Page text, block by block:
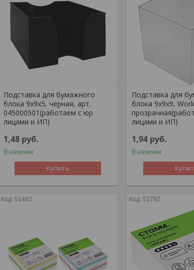
Подставка для бумажного
блока 9х9х5, черная, арт.
045000501(работаем с юр
лицами и ИП)
1,48 руб.
В наличии
Купить
Подставка для
блока 9х9х9,
лицами и ИП)
1,94 руб.
В наличии
51462 51792